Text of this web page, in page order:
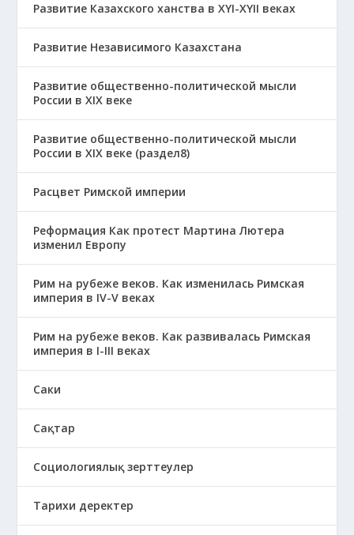
Развитие Казахского ханства в ХҮІ-ХҮІІ веках
Развитие Независимого Казахстана
Развитие общественно-политической мысли
России в XIX веке
Развитие общественно-политической мысли
России в XIX веке (раздел8)
Расцвет Римской империи
Реформация Как протест Мартина Лютера
изменил Европу
Рим на рубеже веков. Как изменилась Римская
империя в IV-V веках
Рим на рубеже веков. Как развивалась Римская
империя в І-ІІІ веках
Саки
Сақтар
Социологиялық зерттеулер
Тарихи деректер